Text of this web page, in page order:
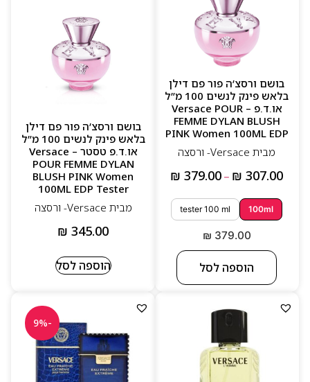
בושם ורסצ’ה פור פם דילן
בלאש פינק לנשים 100 מ”ל
או.ד.פ – Versace POUR
FEMME DYLAN BLUSH
PINK Women 100ML EDP
מבית Versace- ורסצה
₪ 307.00
–
₪ 379.00
100ml
tester 100 ml
₪ 379.00
הוספה לסל
בושם ורסצ’ה פור פם דילן
בלאש פינק לנשים 100 מ”ל
או.ד.פ טסטר – Versace
POUR FEMME DYLAN
BLUSH PINK Women
100ML EDP Tester
מבית Versace- ורסצה
₪ 345.00
הוספה לסל
-9%